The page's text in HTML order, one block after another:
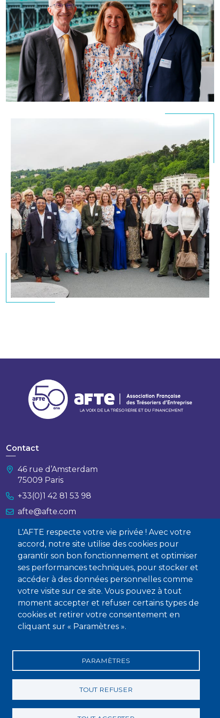
L'AFTE respecte votre vie privée ! Avec votre
accord, notre site utilise des cookies pour
garantir son bon fonctionnement et optimiser
ses performances techniques, pour stocker et
accéder à des données personnelles comme
votre visite sur ce site. Vous pouvez à tout
moment accepter et refuser certains types de
cookies et retirer votre consentement en
cliquant sur « Paramètres ».
PARAMÈTRES
TOUT REFUSER
Contact
46 rue d’Amsterdam
75009 Paris
+33(0)1 42 81 53 98
afte@afte.com
Nous contacter
À propos
Qui sommes-nous ?
Devenir membre
Mentions légales
Conditions générales de vente